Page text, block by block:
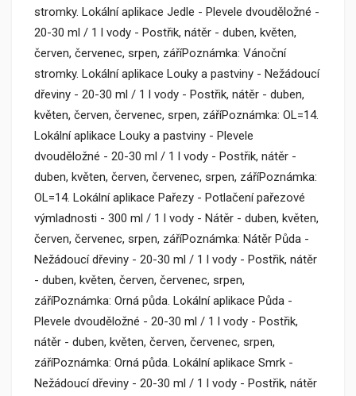
stromky. Lokální aplikace Jedle - Plevele dvouděložné -
20-30 ml / 1 l vody - Postřik, nátěr - duben, květen,
červen, červenec, srpen, záříPoznámka: Vánoční
stromky. Lokální aplikace Louky a pastviny - Nežádoucí
dřeviny - 20-30 ml / 1 l vody - Postřik, nátěr - duben,
květen, červen, červenec, srpen, záříPoznámka: OL=14.
Lokální aplikace Louky a pastviny - Plevele
dvouděložné - 20-30 ml / 1 l vody - Postřik, nátěr -
duben, květen, červen, červenec, srpen, záříPoznámka:
OL=14. Lokální aplikace Pařezy - Potlačení pařezové
výmladnosti - 300 ml / 1 l vody - Nátěr - duben, květen,
červen, červenec, srpen, záříPoznámka: Nátěr Půda -
Nežádoucí dřeviny - 20-30 ml / 1 l vody - Postřik, nátěr
- duben, květen, červen, červenec, srpen,
záříPoznámka: Orná půda. Lokální aplikace Půda -
Plevele dvouděložné - 20-30 ml / 1 l vody - Postřik,
nátěr - duben, květen, červen, červenec, srpen,
záříPoznámka: Orná půda. Lokální aplikace Smrk -
Nežádoucí dřeviny - 20-30 ml / 1 l vody - Postřik, nátěr